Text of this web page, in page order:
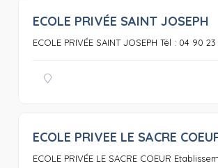
ECOLE PRIVÉE SAINT JOSEPH
ECOLE PRIVÉE SAINT JOSEPH Tél : 04 90 23
ECOLE PRIVEE LE SACRE
ECOLE PRIVÉE LE SACRE COEUR